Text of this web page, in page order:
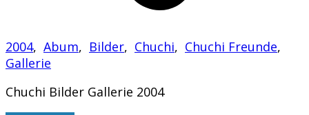
2004, Abum, Bilder, Chuchi, Chuchi Freunde,
Gallerie
Chuchi Bilder Gallerie 2004